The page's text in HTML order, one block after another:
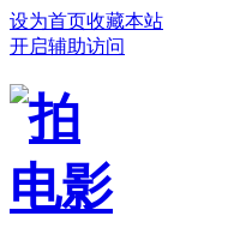
设为首页收藏本站
开启辅助访问